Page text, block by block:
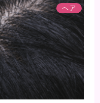
、交感神経が優位に
量が増えて炎症が起
不良になり栄養が行
頭皮の健康に大切
赤い状態は、アトピ
ヘア